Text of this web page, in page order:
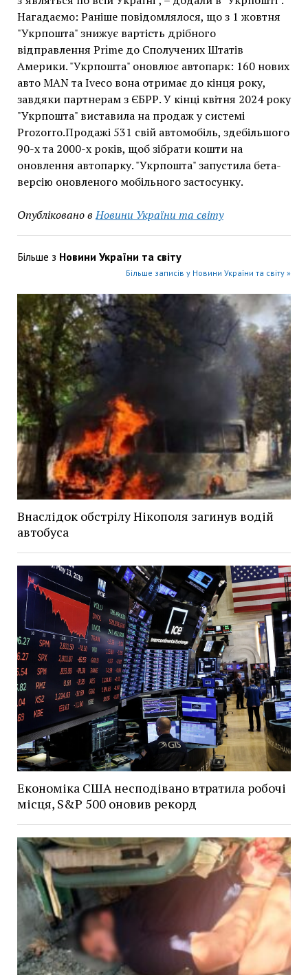
Нагадаємо: Раніше повідомлялося, що з 1 жовтня
"Укрпошта" знижує вартість дрібного
відправлення Prime до Сполучених Штатів
Америки. "Укрпошта" оновлює автопарк: 160 нових
авто MAN та Iveco вона отримає до кінця року,
завдяки партнерам з ЄБРР. У кінці квітня 2024 року
"Укрпошта" виставила на продаж у системі
Prozorro.Продажі 531 свій автомобіль, здебільшого
90-х та 2000-х років, щоб зібрати кошти на
оновлення автопарку. "Укрпошта" запустила бета-
версію оновленого мобільного застосунку.
Опубліковано в Новини України та світу
Більше з Новини України та світу
Більше записів у Новини України та світу »
Внаслідок обстрілу Нікополя загинув водій
автобуса
Економіка США несподівано втратила робочі
місця, S&P 500 оновив рекорд